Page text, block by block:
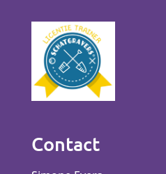
Contact